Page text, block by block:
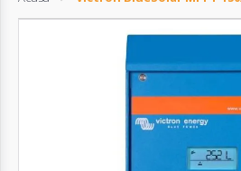
fotovoltaice